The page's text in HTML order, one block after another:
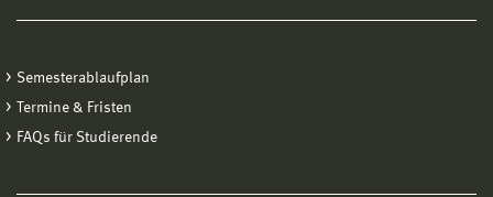
Semesterablaufplan
Termine & Fristen
FAQs für Studierende